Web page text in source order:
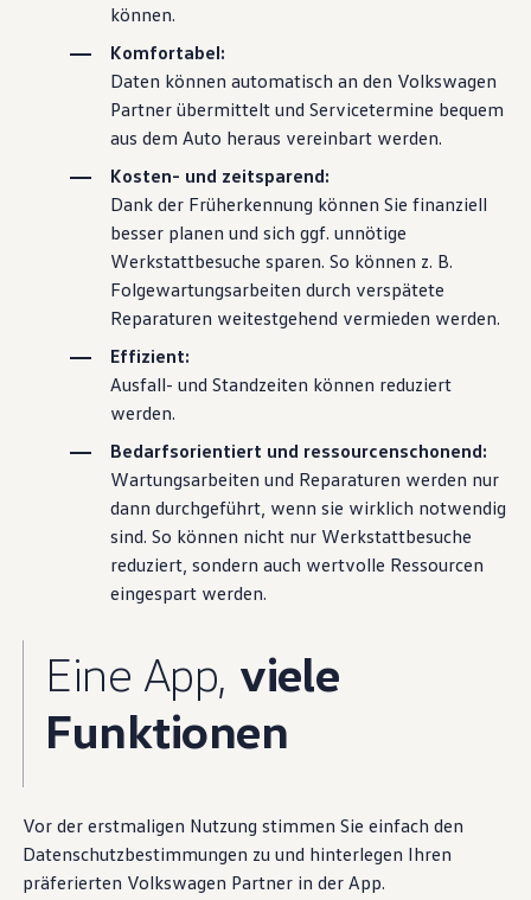
können.
Komfortabel:
Daten können automatisch an den Volkswagen
Partner übermittelt und Servicetermine bequem
aus dem Auto heraus vereinbart werden.
Kosten- und zeitsparend:
Dank der Früherkennung können Sie finanziell
besser planen und sich ggf. unnötige
Werkstattbesuche sparen. So können z. B.
Folgewartungsarbeiten durch verspätete
Reparaturen weitestgehend vermieden werden.
Effizient:
Ausfall- und Standzeiten können reduziert
werden.
Bedarfsorientiert und ressourcenschonend:
Wartungsarbeiten und Reparaturen werden nur
dann durchgeführt, wenn sie wirklich notwendig
sind. So können nicht nur Werkstattbesuche
reduziert, sondern auch wertvolle Ressourcen
eingespart werden.
Eine App, viele
Funktionen
Vor der erstmaligen Nutzung stimmen Sie einfach den
Datenschutzbestimmungen zu und hinterlegen Ihren
präferierten Volkswagen Partner in der App.